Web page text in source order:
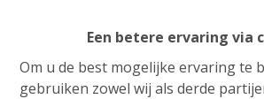
Een betere ervaring via
Om u de best mogelijke ervaring te
gebruiken zowel wij als derde
Te koop Te